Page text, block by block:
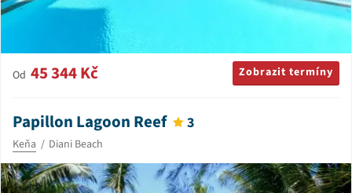
Od 45 344 Kč Zobrazit termíny
Papillon Lagoon Reef 3
Keňa Diani Beach